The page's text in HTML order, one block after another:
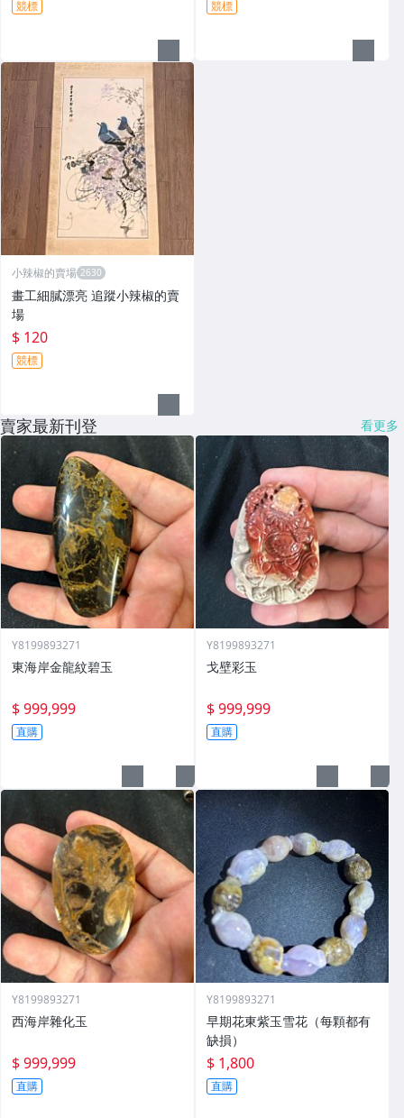
競標 競標
小辣椒的賣場
畫工細膩漂亮 追蹤小辣椒的賣
場
$ 120
競標
賣家最新刊登 看更多
Y8199893271
東海岸金龍紋碧玉
$ 999,999
直購
Y8199893271
戈壁彩玉
$ 999,999
直購
Y8199893271
西海岸雜化玉
$ 999,999
直購
Y8199893271
早期花東紫玉雪花（每顆都有
缺損）
$ 1,800
直購